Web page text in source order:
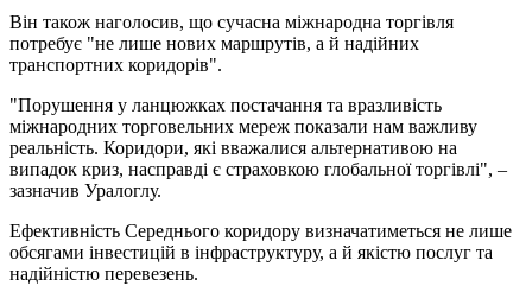
Він також наголосив, що сучасна міжнародна торгівля
потребує "не лише нових маршрутів, а й надійних
транспортних коридорів".
"Порушення у ланцюжках постачання та вразливість
міжнародних торговельних мереж показали нам важливу
реальність. Коридори, які вважалися альтернативою на
випадок криз, насправді є страховкою глобальної торгівлі", –
зазначив Уралоглу.
Ефективність Середнього коридору визначатиметься не лише
обсягами інвестицій в інфраструктуру, а й якістю послуг та
надійністю перевезень.